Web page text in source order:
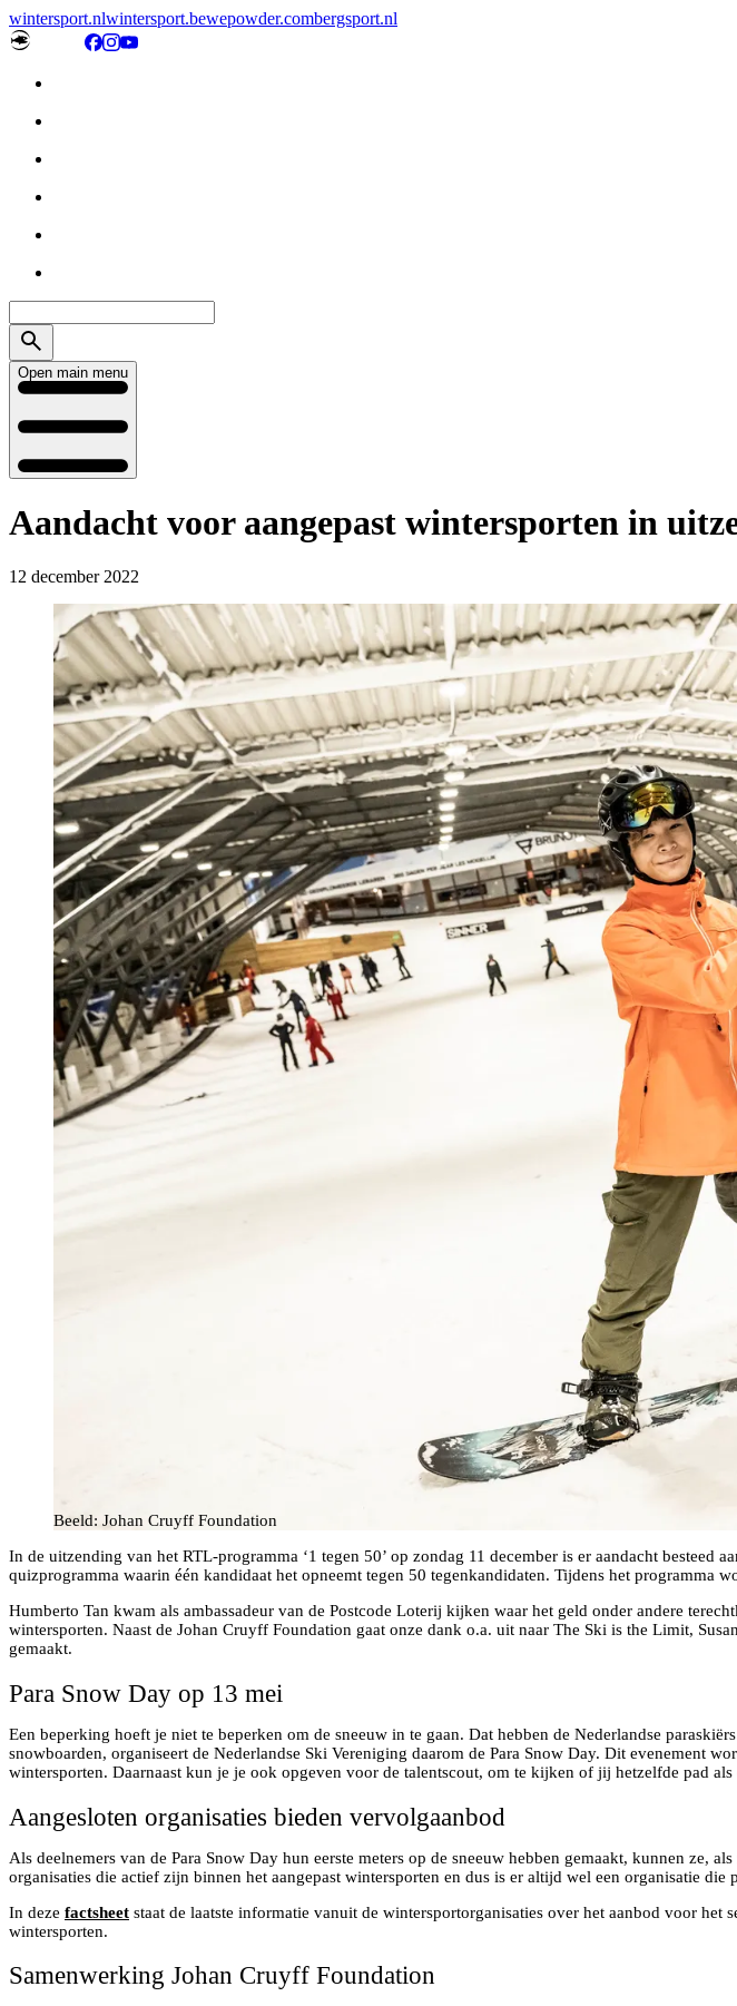
wintersport.nlwintersport.bewepowder.combergsport.nl
Open main menu
Aandacht voor aangepast wintersporten in
12 december 2022
Beeld: Johan Cruyff Foundation
In de uitzending van het RTL-programma ‘1 tegen 50’ op zondag 11 december is er aandacht besteed
quizprogramma waarin één kandidaat het opneemt tegen 50 tegenkandidaten. Tijdens het programma
Humberto Tan kwam als ambassadeur van de Postcode Loterij kijken waar het geld onder andere
wintersporten. Naast de Johan Cruyff Foundation gaat onze dank o.a. uit naar The Ski is the Limit,
gemaakt.
Para Snow Day op 13 mei
Een beperking hoeft je niet te beperken om de sneeuw in te gaan. Dat hebben de Nederlandse
snowboarden, organiseert de Nederlandse Ski Vereniging daarom de Para Snow Day. Dit evenement
wintersporten. Daarnaast kun je je ook opgeven voor de talentscout, om te kijken of jij hetzelfde pad
Aangesloten organisaties bieden vervolgaanbod
Als deelnemers van de Para Snow Day hun eerste meters op de sneeuw hebben gemaakt, kunnen ze,
organisaties die actief zijn binnen het aangepast wintersporten en dus is er altijd wel een organisatie
In deze factsheet staat de laatste informatie vanuit de wintersportorganisaties over het aanbod voor het
wintersporten.
Samenwerking Johan Cruyff Foundation